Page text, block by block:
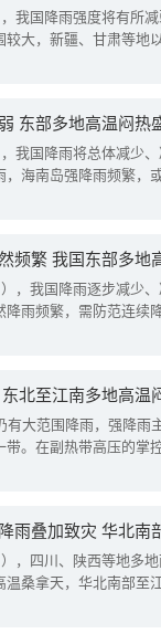
我国降雨强度将有所
较大，新疆、甘肃等地
东部多地高温闷热
我国降雨将总体减少
海南岛强降雨频繁，
频繁 我国东部多地
，我国降雨逐步减少
降雨频繁，需防范连续
北至江南多地高温
有大范围降雨，强降雨
带。在副热带高压的掌
，四川、陕西等地多地
桑拿天，华北南部至